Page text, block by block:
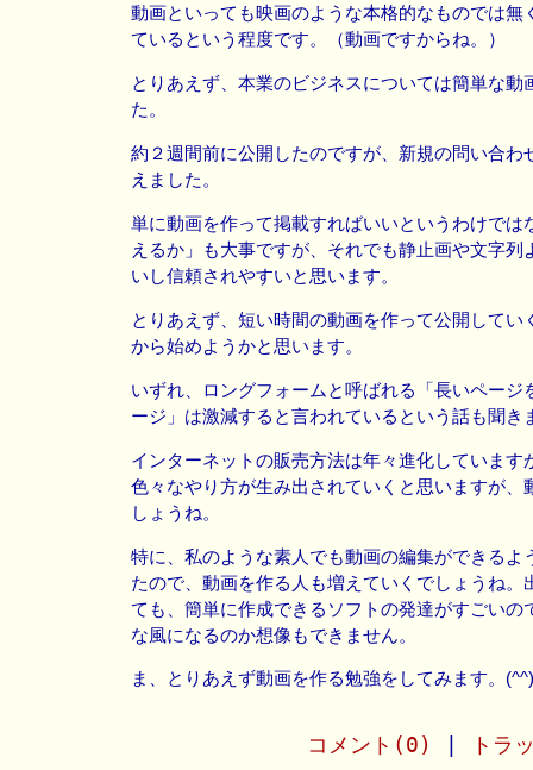
動画といっても映画のような本格的なものでは無
ているという程度です。（動画ですからね。）
とりあえず、本業のビジネスについては簡単な動
た。
約２週間前に公開したのですが、新規の問い合わ
えました。
単に動画を作って掲載すればいいというわけでは
えるか」も大事ですが、それでも静止画や文字列
いし信頼されやすいと思います。
とりあえず、短い時間の動画を作って公開してい
から始めようかと思います。
いずれ、ロングフォームと呼ばれる「長いページ
ージ」は激減すると言われているという話も聞き
インターネットの販売方法は年々進化しています
色々なやり方が生み出されていくと思いますが、
しょうね。
特に、私のような素人でも動画の編集ができるよ
たので、動画を作る人も増えていくでしょうね。
ても、簡単に作成できるソフトの発達がすごいの
な風になるのか想像もできません。
ま、とりあえず動画を作る勉強をしてみます。(^^)
コメント(0) トラ